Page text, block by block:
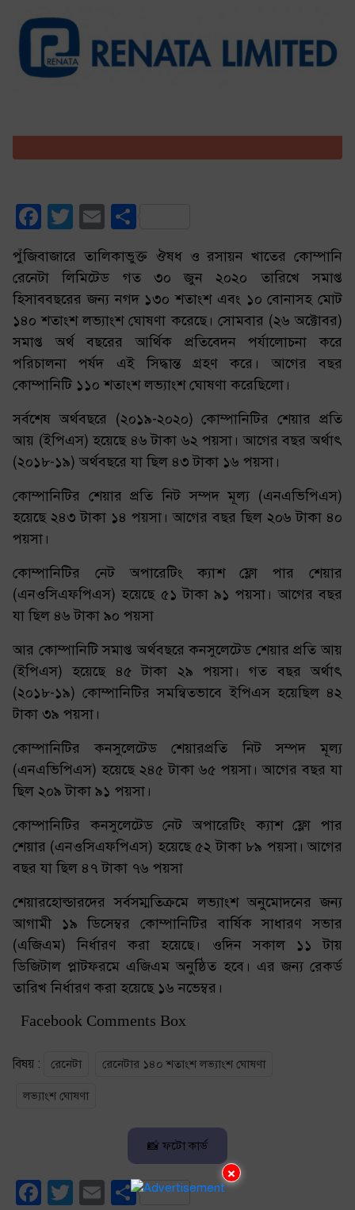
×
Facebook
TwitterEmail
পুঁজিবাজারে তালিকাভুক্ত ঔষধ ও রসায়ন খাতের কোম্পানি
রেনেটা লিমিটেড গত ৩০ জুন ২০২০ তারিখে সমাপ্ত
হিসাববছরের জন্য নগদ ১৩০ শতাংশ এবং ১০ বোনাসহ মোট
১৪০ শতাংশ লভ্যাংশ ঘোষণা করেছে। সোমবার (২৬ অক্টোবর)
সমাপ্ত অর্থ বছরের আর্থিক প্রতিবেদন পর্যালোচনা করে
পরিচালনা পর্ষদ এই সিদ্ধান্ত গ্রহণ করে। আগের বছর
কোম্পানিটি ১১০ শতাংশ লভ্যাংশ ঘোষণা করেছিলো।
সর্বশেষ অর্থবছরে (২০১৯-২০২০) কোম্পানিটির শেয়ার প্রতি
আয় (ইপিএস) হয়েছে ৪৬ টাকা ৬২ পয়সা। আগের বছর অর্থাৎ
(২০১৮-১৯) অর্থবছরে যা ছিল ৪৩ টাকা ১৬ পয়সা।
কোম্পানিটির শেয়ার প্রতি নিট সম্পদ মূল্য (এনএভিপিএস)
হয়েছে ২৪৩ টাকা ১৪ পয়সা। আগের বছর ছিল ২০৬ টাকা ৪০
পয়সা।
কোম্পানিটির নেট অপারেটিং ক্যাশ ফ্লো পার শেয়ার
(এনওসিএফপিএস) হয়েছে ৫১ টাকা ৯১ পয়সা। আগের বছর
যা ছিল ৪৬ টাকা ৯০ পয়সা
আর কোম্পানিটি সমাপ্ত অর্থবছরে কনসুলেটেড শেয়ার প্রতি আয়
(ইপিএস) হয়েছে ৪৫ টাকা ২৯ পয়সা। গত বছর অর্থাৎ
(২০১৮-১৯) কোম্পানিটির সমন্বিতভাবে ইপিএস হয়েছিল ৪২
টাকা ৩৯ পয়সা।
কোম্পানিটির কনসুলেটেড শেয়ারপ্রতি নিট সম্পদ মূল্য
(এনএভিপিএস) হয়েছে ২৪৫ টাকা ৬৫ পয়সা। আগের বছর যা
ছিল ২০৯ টাকা ৯১ পয়সা।
কোম্পানিটির কনসুলেটেড নেট অপারেটিং ক্যাশ ফ্লো পার
শেয়ার (এনওসিএফপিএস) হয়েছে ৫২ টাকা ৮৯ পয়সা। আগের
বছর যা ছিল ৪৭ টাকা ৭৬ পয়সা
শেয়ারহোল্ডারদের সর্বসম্মতিক্রমে লভ্যাংশ অনুমোদনের জন্য
আগামী ১৯ ডিসেম্বর কোম্পানিটির বার্ষিক সাধারণ সভার
(এজিএম) নির্ধারণ করা হয়েছে। ওদিন সকাল ১১ টায়
ডিজিটাল প্লাটফরমে এজিএম অনুষ্ঠিত হবে। এর জন্য রেকর্ড
তারিখ নির্ধারণ করা হয়েছে ১৬ নভেম্বর।
Facebook Comments Box
বিষয় : রেনেটা রেনেটার ১৪০ শতাংশ লভ্যাংশ ঘোষণা
লভ্যাংশ ঘোষণা
📸 ফটো কার্ড
Facebook
Twitter
Email
Share